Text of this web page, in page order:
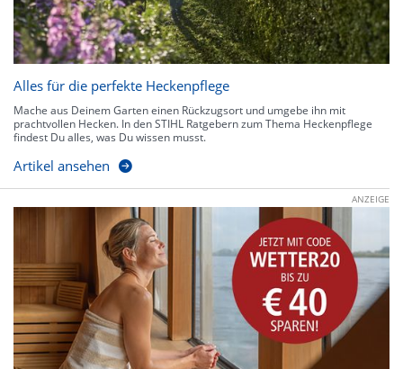
Alles für die perfekte Heckenpflege
Mache aus Deinem Garten einen Rückzugsort und umgebe ihn mit
prachtvollen Hecken. In den STIHL Ratgebern zum Thema Heckenpflege
findest Du alles, was Du wissen musst.
Artikel ansehen
ANZEIGE